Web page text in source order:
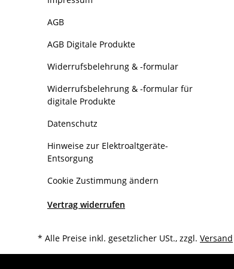
AGB
AGB Digitale Produkte
Widerrufsbelehrung & -formular
Widerrufsbelehrung & -formular für
digitale Produkte
Datenschutz
Hinweise zur Elektroaltgeräte-
Entsorgung
Cookie Zustimmung ändern
Vertrag widerrufen
* Alle Preise inkl. gesetzlicher USt., zzgl. Versand